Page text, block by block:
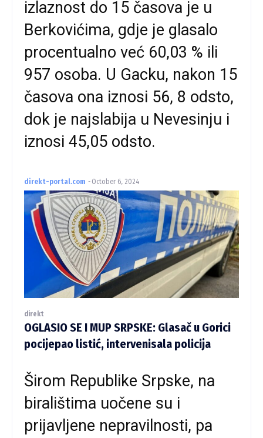
izlaznost do 15 časova je u
Berkovićima, gdje je glasalo
procentualno već 60,03 % ili
957 osoba. U Gacku, nakon 15
časova ona iznosi 56, 8 odsto,
dok je najslabija u Nevesinju i
iznosi 45,05 odsto.
direkt-portal.com - October 6, 2024
direkt
OGLASIO SE I MUP SRPSKE: Glasač u Gorici
pocijepao listić, intervenisala policija
Širom Republike Srpske, na
biralištima uočene su i
prijavljene nepravilnosti, pa